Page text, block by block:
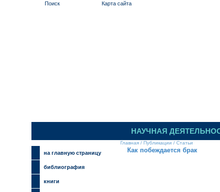
Поиск Карта сайта
НАУЧНАЯ
на главную страницу
библиография
книги
Главная / Публикации / Статьи
Как побеждается брак